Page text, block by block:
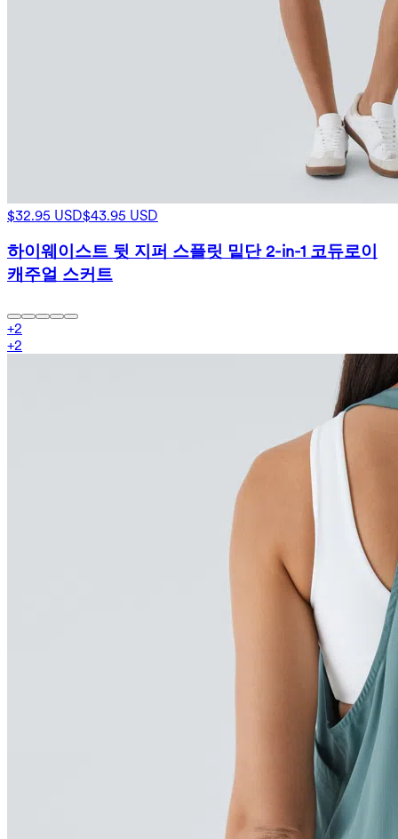
$32.95 USD$43.95 USD
하이웨이스트 뒷 지퍼 스플릿 밑단 2-in-1 코듀로이
캐주얼 스커트
+2
+2